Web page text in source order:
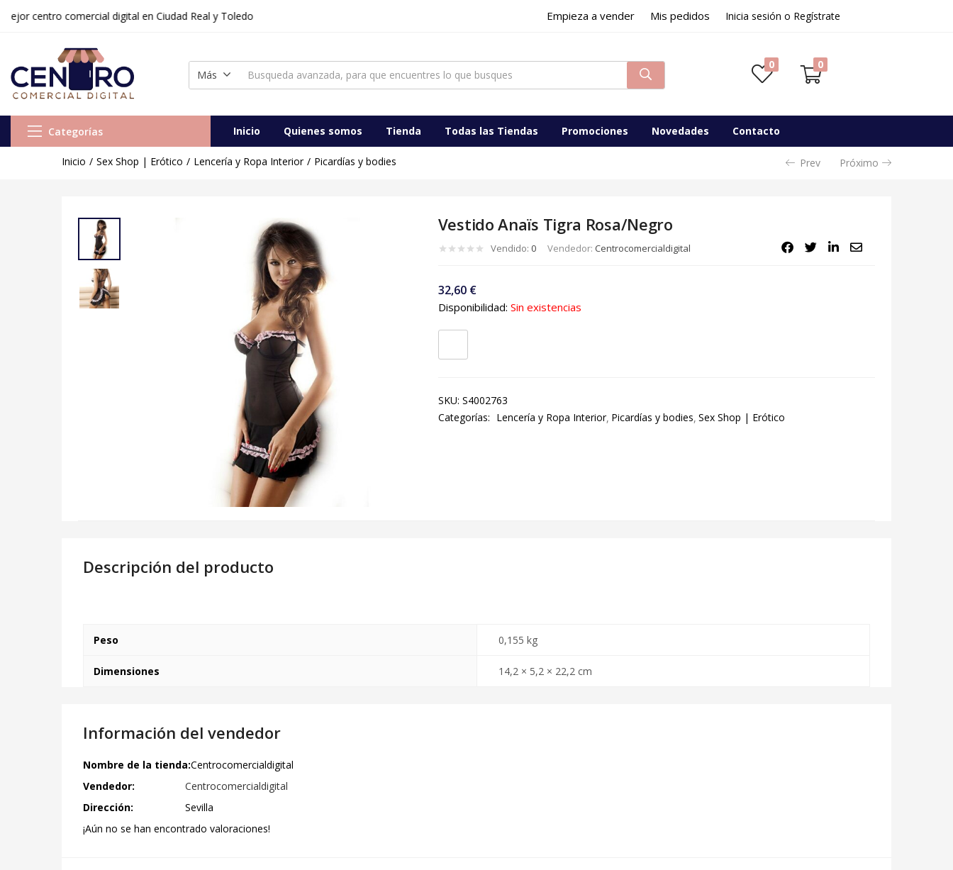
comercial digital en Ciudad Real y Toledo Empieza a vender Mis pedidos Inicia sesión o Regístrate
Más
0 0
Categorías Inicio Quienes somos Tienda Todas las Tiendas Promociones Novedades Contacto
Inicio Sex Shop | Erótico Lencería y Ropa Interior Picardías y bodies Prev Próximo
Vestido Anaïs Tigra Rosa/Negro
Vestido Anaïs Tigra Rosa/Negro
Vendido: 0 Vendedor: Centrocomercialdigital
32,60 €
Disponibilidad: Sin existencias
SKU: S4002763
Categorías: Lencería y Ropa Interior Picardías y bodies Sex Shop | Erótico
Descripción del producto
Peso 0,155 kg
Dimensiones 14,2 × 5,2 × 22,2 cm
Información del vendedor
Nombre de la tienda:Centrocomercialdigital
Vendedor:
Centrocomercialdigital
Dirección:
Sevilla
¡Aún no se han encontrado valoraciones!